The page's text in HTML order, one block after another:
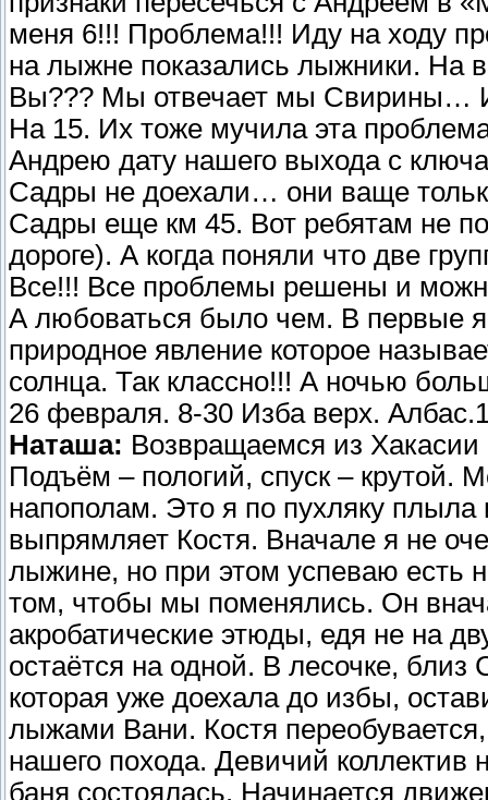
меня 6!!! Проблема!!! Иду на ходу
на лыжне показались лыжники. На
Вы??? Мы отвечает мы Свирины… И
На 15. Их тоже мучила эта
Андрею дату нашего выхода с
Садры не доехали… они ваще
Садры еще км 45. Вот ребятам не
дороге). А когда поняли что две
Все!!! Все проблемы решены и
А любоваться было чем. В первые
природное явление которое
солнца. Так классно!!! А ночью
26 февраля. 8-30 Изба верх.
Наташа: Возвращаемся из
Подъём – пологий, спуск – крутой.
напополам. Это я по пухляку плыла
выпрямляет Костя. Вначале я не
лыжине, но при этом успеваю есть
том, чтобы мы поменялись. Он
акробатические этюды, едя не на
остаётся на одной. В лесочке, близ
которая уже доехала до избы,
лыжами Вани. Костя
нашего похода. Девичий
баня состоялась. Начинается